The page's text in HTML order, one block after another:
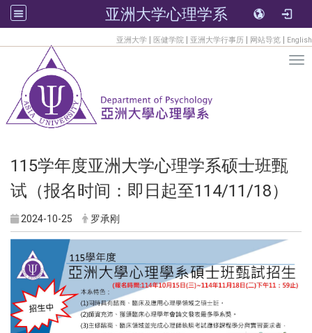
亚洲大学心理学系
亚洲大学 | 医健学院 | 亚洲大学行事历 | 网站导览 | English
115学年度亚洲大学心理学系硕士班甄
试（报名时间：即日起至114/11/18）
2024-10-25 罗承刚